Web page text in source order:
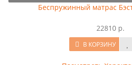
Беспружинный матрас
22810 р.
В КОРЗИНУ